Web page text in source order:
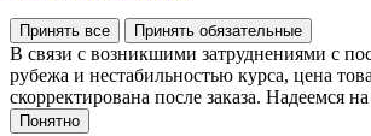
Принять все Принять обязательные
В связи с возникшими затруднениями с
рубежа и нестабильностью курса, цена
скорректирована после заказа. Надеемся
Понятно